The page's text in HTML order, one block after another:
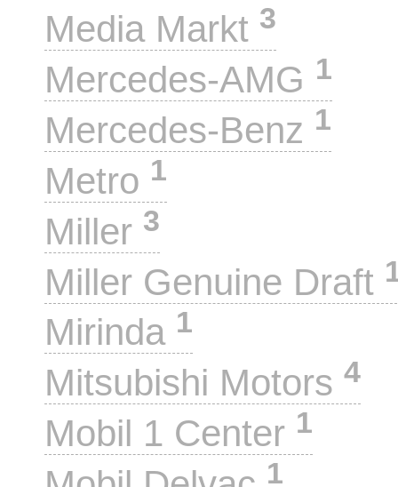
Media Markt 3
Mercedes-AMG 1
Mercedes-Benz 1
Metro 1
Miller 3
Miller Genuine Draft
Mirinda 1
Mitsubishi Motors 4
Mobil 1 Center 1
1